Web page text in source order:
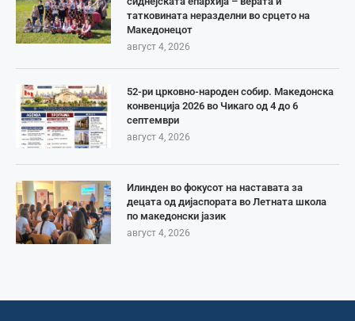
татковината неразделни во срцето на
Македонецот
август 4, 2026
52-ри црковно-народен собир. Македонска
конвенција 2026 во Чикаго од 4 до 6
септември
август 4, 2026
Илинден во фокусот на наставата за
децата од дијаспората во Летната школа
по македонски јазик
август 4, 2026